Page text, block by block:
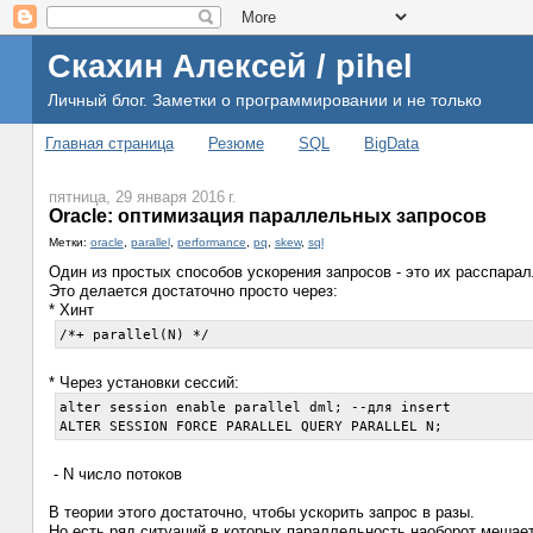
Скахин Алексей / pihel
Личный блог. Заметки о программировании и не только
Главная страница Резюме SQL BigData
пятница, 29 января 2016 г.
Oracle: оптимизация параллельных запросов
Метки: oracle parallel, performance pq skew, sql
Один из простых способов ускорения запросов - это их
Это делается достаточно просто через:
* Хинт
/*+ parallel(N) */
* Через установки сессий:
alter session enable parallel dml; --для insert
ALTER SESSION FORCE PARALLEL QUERY PARALLEL N;
- N число потоков
В теории этого достаточно, чтобы ускорить запрос в разы.